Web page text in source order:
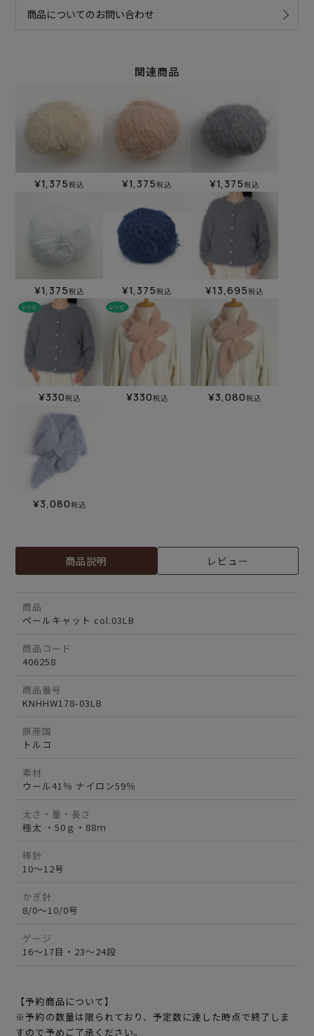
商品についてのお問い合わせ
関連商品
¥1,375税込 ¥1,375税込 ¥1,375税込
¥1,375税込 ¥1,375税込 ¥13,695税込
¥330税込 ¥330税込 ¥3,080税込
¥3,080税込
商品説明 レビュー
商品
ペールキャット col.03LB
商品コード
406258
商品番号
KNHHW178-03LB
原産国
トルコ
素材
ウール41％ ナイロン59％
太さ・量・長さ
極太 ・50ｇ・88ｍ
棒針
10～12号
かぎ針
8/0～10/0号
ゲージ
16～17目・23～24段
【予約商品について】
※予約の数量は限られており、予定数に達した時点で終了しま
すので予めご了承ください。